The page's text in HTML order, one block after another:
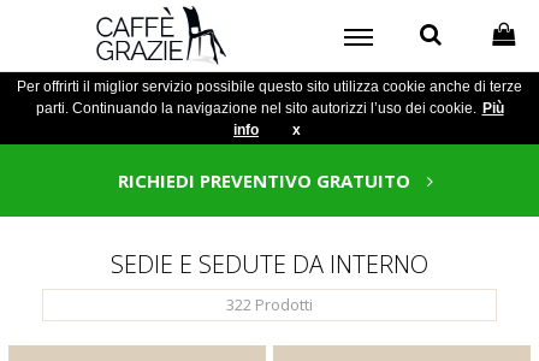
Per offrirti il miglior servizio possibile questo sito utilizza cookie anche di terze
parti. Continuando la navigazione nel sito autorizzi l’uso dei cookie. Più
info
x
RICHIEDI PREVENTIVO GRATUITO
SEDIE E SEDUTE DA INTERNO
322 Prodotti